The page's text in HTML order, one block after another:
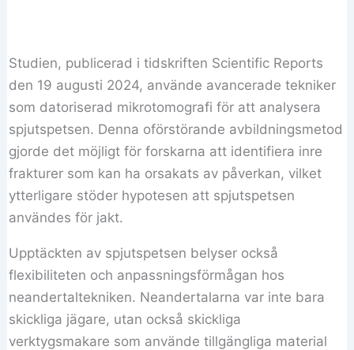
Studien, publicerad i tidskriften Scientific Reports
den 19 augusti 2024, använde avancerade tekniker
som datoriserad mikrotomografi för att analysera
spjutspetsen. Denna oförstörande avbildningsmetod
gjorde det möjligt för forskarna att identifiera inre
frakturer som kan ha orsakats av påverkan, vilket
ytterligare stöder hypotesen att spjutspetsen
användes för jakt.
Upptäckten av spjutspetsen belyser också
flexibiliteten och anpassningsförmågan hos
neandertaltekniken. Neandertalarna var inte bara
skickliga jägare, utan också skickliga
verktygsmakare som använde tillgängliga material